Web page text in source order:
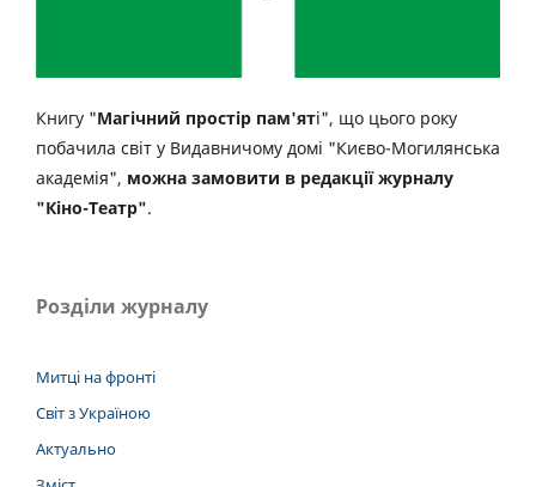
Книгу "Магічний простір пам'яті", що цього року
побачила світ у Видавничому домі "Києво-Могилянська
академія", можна замовити в редакції журналу
"Кіно-Театр".
Розділи журналу
Митці на фронті
Світ з Україною
Актуально